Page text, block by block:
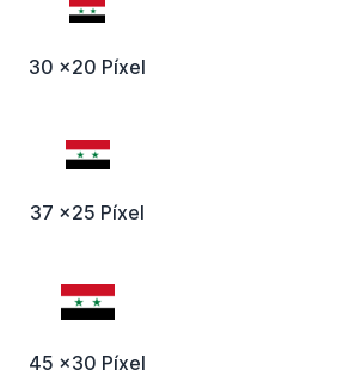
30 x20 Píxel
37 x25 Píxel
45 x30 Píxel